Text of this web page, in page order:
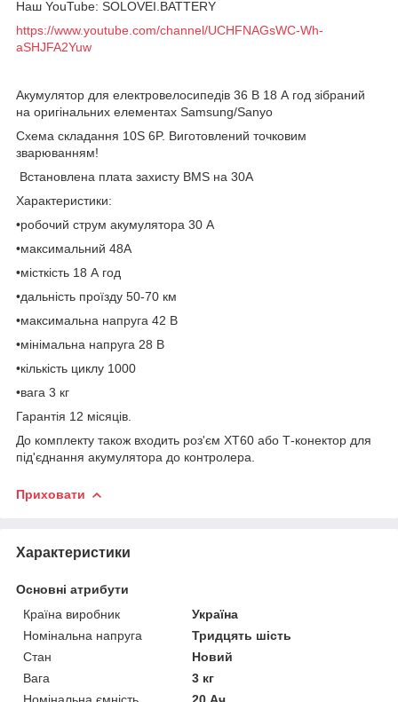
Наш YouTube: SOLOVEI.BATTERY
https://www.youtube.com/channel/UCHFNAGsWC-Wh-
aSHJFA2Yuw
Акумулятор для електровелосипедів 36 В 18 А год зібраний
на оригінальних елементах Samsung/Sanyo
Схема складання 10S 6P. Виготовлений точковим
зварюванням!
Встановлена плата захисту BMS на 30А
Характеристики:
•робочий струм акумулятора 30 А
•максимальний 48А
•місткість 18 А год
•дальність проїзду 50-70 км
•максимальна напруга 42 В
•мінімальна напруга 28 В
•кількість циклу 1000
•вага 3 кг
Гарантія 12 місяців.
До комплекту також входить роз'єм XT60 або Т-конектор для
під'єднання акумулятора до контролера.
Приховати
Характеристики
Основні атрибути
Країна виробник
Україна
Номінальна напруга
Тридцять шість
Стан
Новий
Вага
3 кг
Номінальна ємність
20 Ач